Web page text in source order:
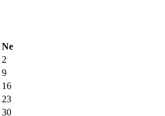
Ne
2
9
16
23
30